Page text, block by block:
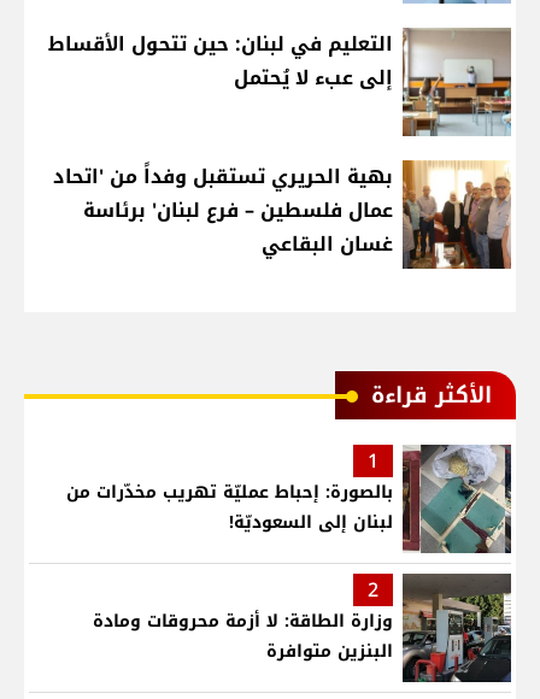
التعليم في لبنان: حين تتحول الأقساط
إلى عبء لا يُحتمل
بهية الحريري تستقبل وفداً من 'اتحاد
عمال فلسطين – فرع لبنان' برئاسة
غسان البقاعي
الأكثر قراءة
1
بالصورة: إحباط عمليّة تهريب مخدّرات من
لبنان إلى السعوديّة!
2
وزارة الطاقة: لا أزمة محروقات ومادة
البنزين متوافرة